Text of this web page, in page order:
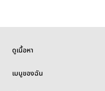
ดูเนื้อหา
เมนูของฉัน